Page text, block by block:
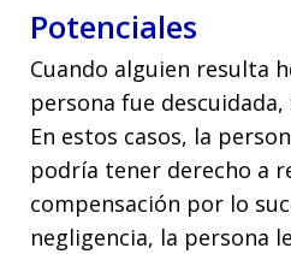
Potenciales
Cuando alguien resulta
persona fue
En estos casos, la
podría tener derecho a
compensación por lo
negligencia, la persona